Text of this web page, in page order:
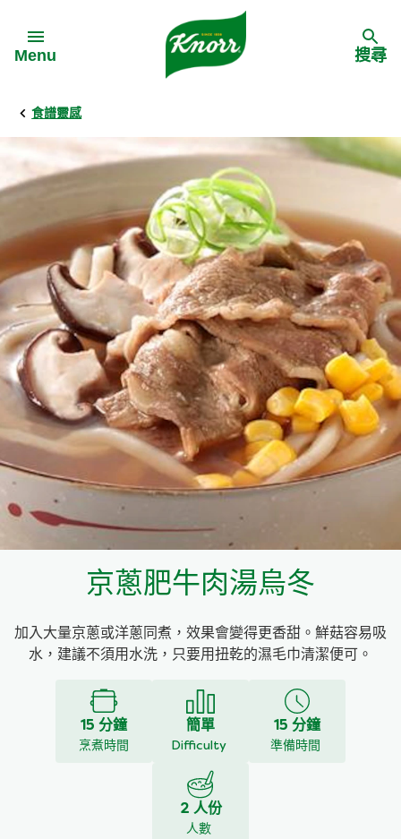
Menu
Back
食譜靈感
料理食材
料理方式
季節節慶
多國料理
料理種類
Back
家樂牌產品
家樂牌純鮮雞粉
家樂牌雞粉
家樂牌鮮菇粉
家樂牌濃湯寶
家樂牌雞汁
家樂牌快熟通心粉
家樂牌鷹粟粉
家樂牌雞湯粒
家樂牌純鮮清雞湯
Back
主頁
甚麼是愛環境食材
愛環境食材名單
愛環境食材食譜
愛環境食材篩選條件
搜尋
食譜靈感
京蔥肥牛肉湯烏冬
加入大量京蔥或洋蔥同煮，效果會變得更香甜。鮮菇容易吸
水，建議不須用水洗，只要用扭乾的濕毛巾清潔便可。
15 分鐘
烹煮時間
簡單
Difficulty
15 分鐘
準備時間
2 人份
人數